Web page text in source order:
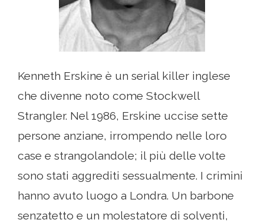
Kenneth Erskine è un serial killer inglese
che divenne noto come Stockwell
Strangler. Nel 1986, Erskine uccise sette
persone anziane, irrompendo nelle loro
case e strangolandole; il più delle volte
sono stati aggrediti sessualmente. I crimini
hanno avuto luogo a Londra. Un barbone
senzatetto e un molestatore di solventi,